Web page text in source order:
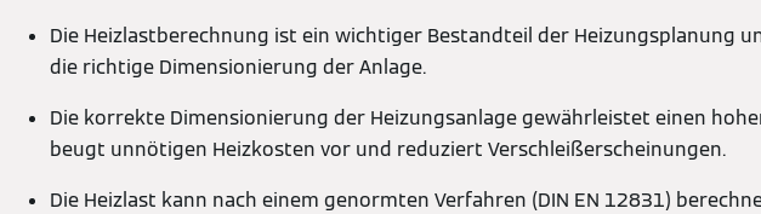
Die Heizlastberechnung ist ein wichtiger Bestandteil der Heizungsplanung
die richtige Dimensionierung der Anlage.
Die korrekte Dimensionierung der Heizungsanlage gewährleistet einen
beugt unnötigen Heizkosten vor und reduziert Verschleißerscheinungen.
Die Heizlast kann nach einem genormten Verfahren (DIN EN 12831)